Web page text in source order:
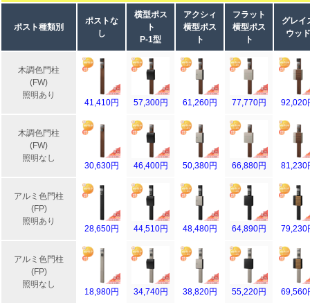
ポスト種類別
ポストな
し
横型ポス
ト
P-1型
アクシィ
横型ポス
ト
フラット
横型ポス
ト
グレイ
ウッド
木調色門柱
(FW)
照明あり
41,410円 57,300円 61,260円 77,770円 92,020
木調色門柱
(FW)
照明なし
30,630円 46,400円 50,380円 66,880円 81,230
アルミ色門柱
(FP)
照明あり
28,650円 44,510円 48,480円 64,890円 79,230
アルミ色門柱
(FP)
照明なし
18,980円 34,740円 38,820円 55,220円 69,560